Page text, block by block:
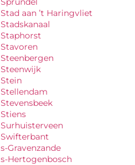
Stad aan ’t Haringvliet
Stadskanaal
Staphorst
Stavoren
Steenbergen
Steenwijk
Stein
Stellendam
Stevensbeek
Stiens
Surhuisterveen
Swifterbant
s-Gravenzande
s-Hertogenbosch